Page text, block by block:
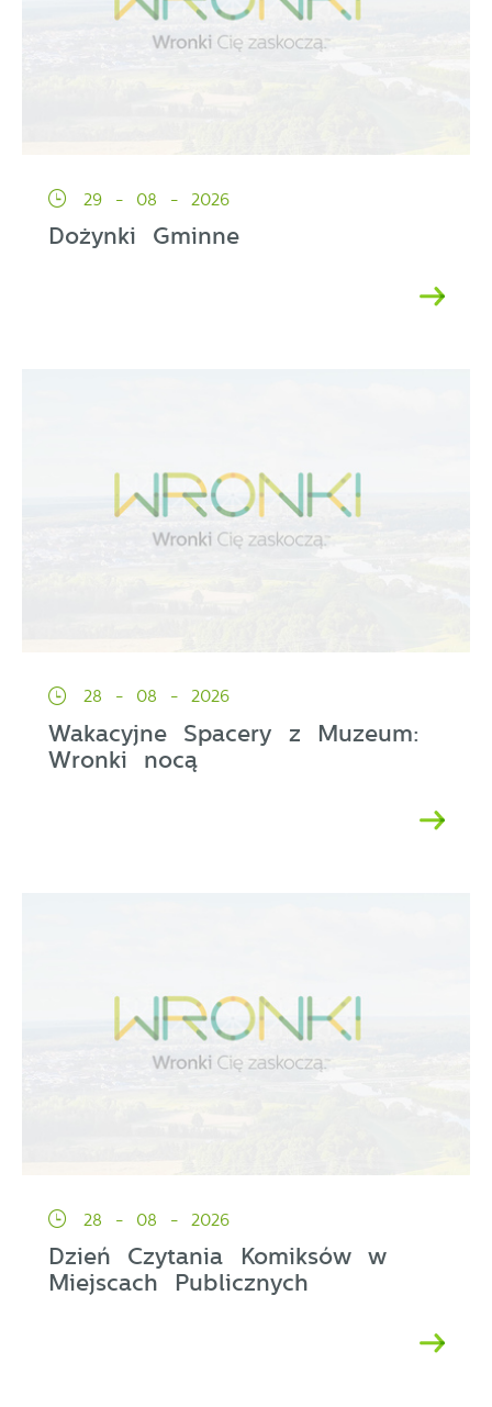
29 - 08 - 2026
Dożynki Gminne
28 - 08 - 2026
Wakacyjne Spacery z Muzeum:
Wronki nocą
28 - 08 - 2026
Dzień Czytania Komiksów w
Miejscach Publicznych